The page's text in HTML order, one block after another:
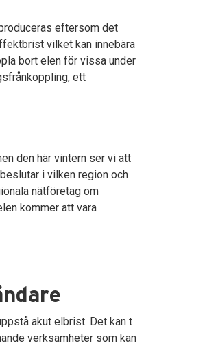
eftersom det
vilket kan innebära
bort elen för vissa under
ett
den här vintern ser vi att
i vilken region och
nätföretag om
kommer att vara
akut elbrist. Det kan t
verksamheter som kan